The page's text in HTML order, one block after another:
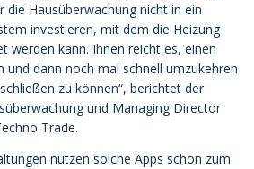
die Hausüberwachung nicht in ein
investieren, mit dem die Heizung
werden kann. Ihnen reicht es, einen
und dann noch mal schnell umzukehren
zu können“, berichtet der
und Managing Director
Trade.
nutzen solche Apps schon zum